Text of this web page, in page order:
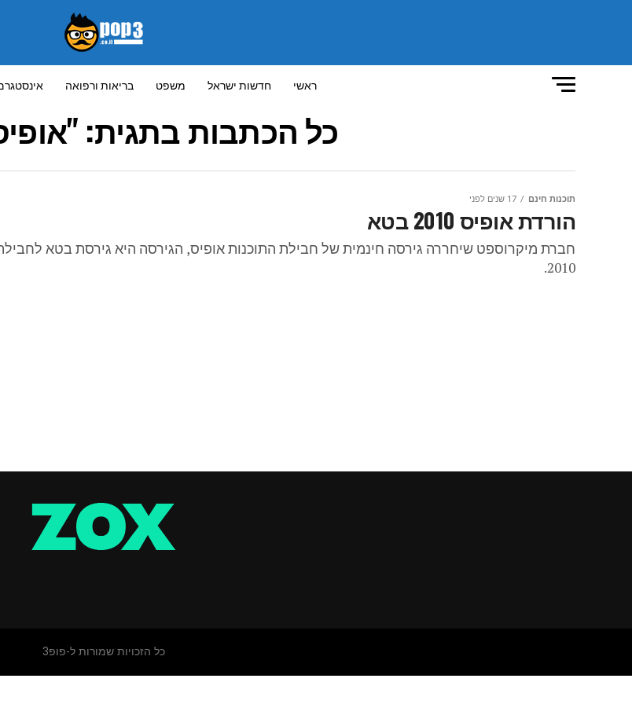
ראשי חדשות ישראל משפט בריאות ורפואה
כל הכתבות בתגית:
תוכנות חינם 17 שנים לפני
הורדת אופיס 2010 בטא
חברת מיקרוספט שיחררה גירסה חינמית של חבילת התוכנות אופיס, הגירסה היא גירסת בטא
2010.
כל הזכויות שמורות ל-פופ3